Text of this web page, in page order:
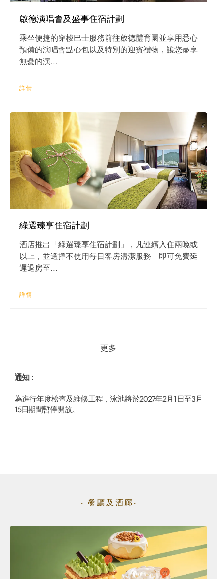
啟德演唱會及盛事住宿計劃
乘坐便捷的穿梭巴士服務前往啟德體育園並享用悉心
預備的演唱會點心包以及特別的迎賓禮物，讓您盡享
無憂的演...
詳情
綠選臻享住宿計劃
酒店推出「綠選臻享住宿計劃」，凡連續入住兩晚或
以上，並選擇不使用每日客房清潔服務，即可免費延
遲退房至...
詳情
更多
通知﹕
為進行年度檢查及維修工程，泳池將於2027年2月1日至3月
15日 期間暫停開放。
- 餐廳及酒廊-